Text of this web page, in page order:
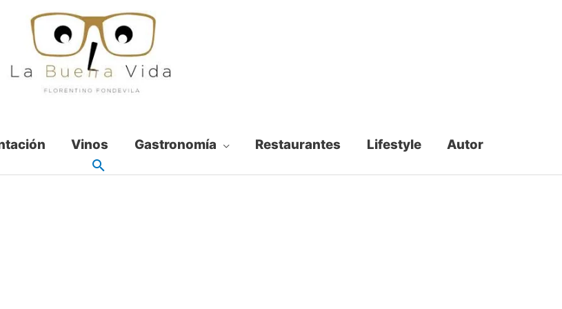
Vinos Gastronomía Restaurantes Lifestyle Autor